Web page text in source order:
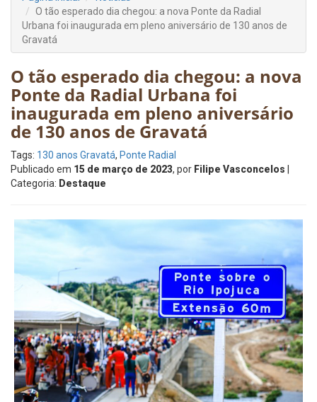
O tão esperado dia chegou: a nova Ponte da Radial
Urbana foi inaugurada em pleno aniversário de 130 anos de
Gravatá
O tão esperado dia chegou: a nova
Ponte da Radial Urbana foi
inaugurada em pleno aniversário
de 130 anos de Gravatá
Tags: 130 anos Gravatá, Ponte Radial
Publicado em 15 de março de 2023, por Filipe Vasconcelos
Categoria: Destaque